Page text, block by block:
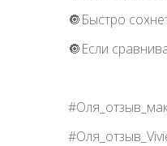
🔘Быстро
🔘Если